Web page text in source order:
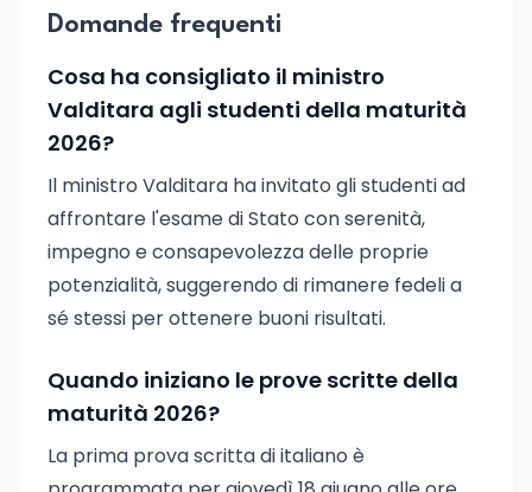
Domande frequenti
Cosa ha consigliato il ministro
Valditara agli studenti della maturità
2026?
Il ministro Valditara ha invitato gli studenti ad
affrontare l'esame di Stato con serenità,
impegno e consapevolezza delle proprie
potenzialità, suggerendo di rimanere fedeli a
sé stessi per ottenere buoni risultati.
Quando iniziano le prove scritte della
maturità 2026?
La prima prova scritta di italiano è